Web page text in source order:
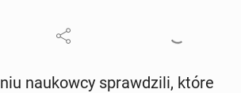
na­ukow­cy spraw­dzi­li, które